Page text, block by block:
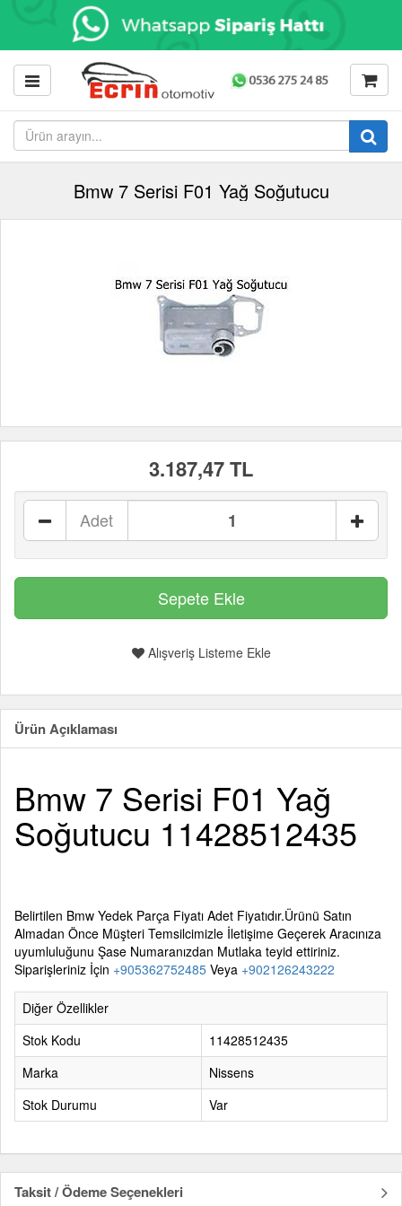
Bmw 7 Serisi F01 Yağ Soğutucu
3.187,47 TL
Adet
Alışveriş Listeme Ekle
Ürün Açıklaması
Bmw 7 Serisi F01 Yağ
Soğutucu 11428512435
Belirtilen Bmw Yedek Parça Fiyatı Adet Fiyatıdır.Ürünü Satın
Almadan Önce Müşteri Temsilcimizle İletişime Geçerek Aracınıza
uyumluluğunu Şase Numaranızdan Mutlaka teyid ettiriniz.
Siparişleriniz İçin +905362752485 Veya +902126243222
Diğer Özellikler
Stok Kodu
11428512435
Marka
Nissens
Stok Durumu
Var
Taksit / Ödeme Seçenekleri